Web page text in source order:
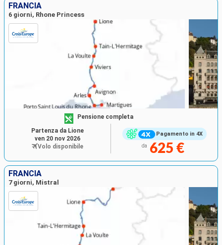
FRANCIA
6 giorni, Rhone Princess
Pagamento in 4X
Pensione completa
da 625 €
Partenza da Lione
ven 20 nov 2026
Volo disponibile
FRANCIA
7 giorni, Mistral